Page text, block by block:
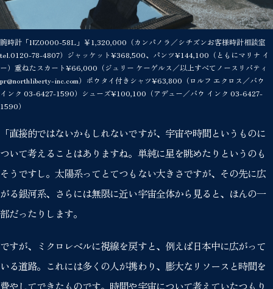
腕時計「NZ0000-58L」￥1,320,000（カンパノラ／シチズンお客様時計相談室
tel.0120-78-4807）ジャッケット¥368,500、パンツ¥144,100（ともにマリナ イ
ー）重ねたスカート¥66,000（ジュリー ケーゲルス／以上すべてノースリバティ
pr@northliberty-inc.com）ボウタイ付きシャツ¥63,800（ロルフ エクロス／バウ
インク 03-6427-1590）シューズ¥100,100（アデュー／バウ インク 03-6427-
1590）
「直接的ではないかもしれないですが、宇宙や時間というものに
ついて考えることはありますね。単純に星を眺めたりというのも
そうですし。太陽系ってとてつもない大きさですが、その先に広
がる銀河系、さらには無限に近い宇宙全体から見ると、ほんの一
部だったりします。
ですが、ミクロレベルに視線を戻すと、例えば日本中に広がって
いる道路。これには多くの人が携わり、膨大なリソースと時間を
費やしてできたものです。時間や宇宙について考えていたつもり